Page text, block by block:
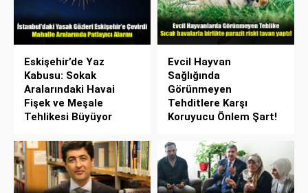
Eskişehir’de Yaz
Kabusu: Sokak
Aralarındaki Havai
Fişek ve Meşale
Tehlikesi Büyüyor
Evcil Hayvan
Sağlığında
Görünmeyen
Tehditlere Karşı
Koruyucu Önlem Şart!